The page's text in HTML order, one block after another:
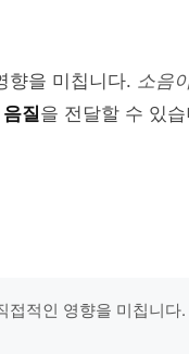
향을 미칩니다. 소음
질을 전달할 수 있
접적인 영향을 미칩니다.